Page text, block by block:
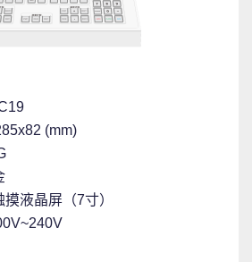
(mm)
摸液晶屏（7寸）